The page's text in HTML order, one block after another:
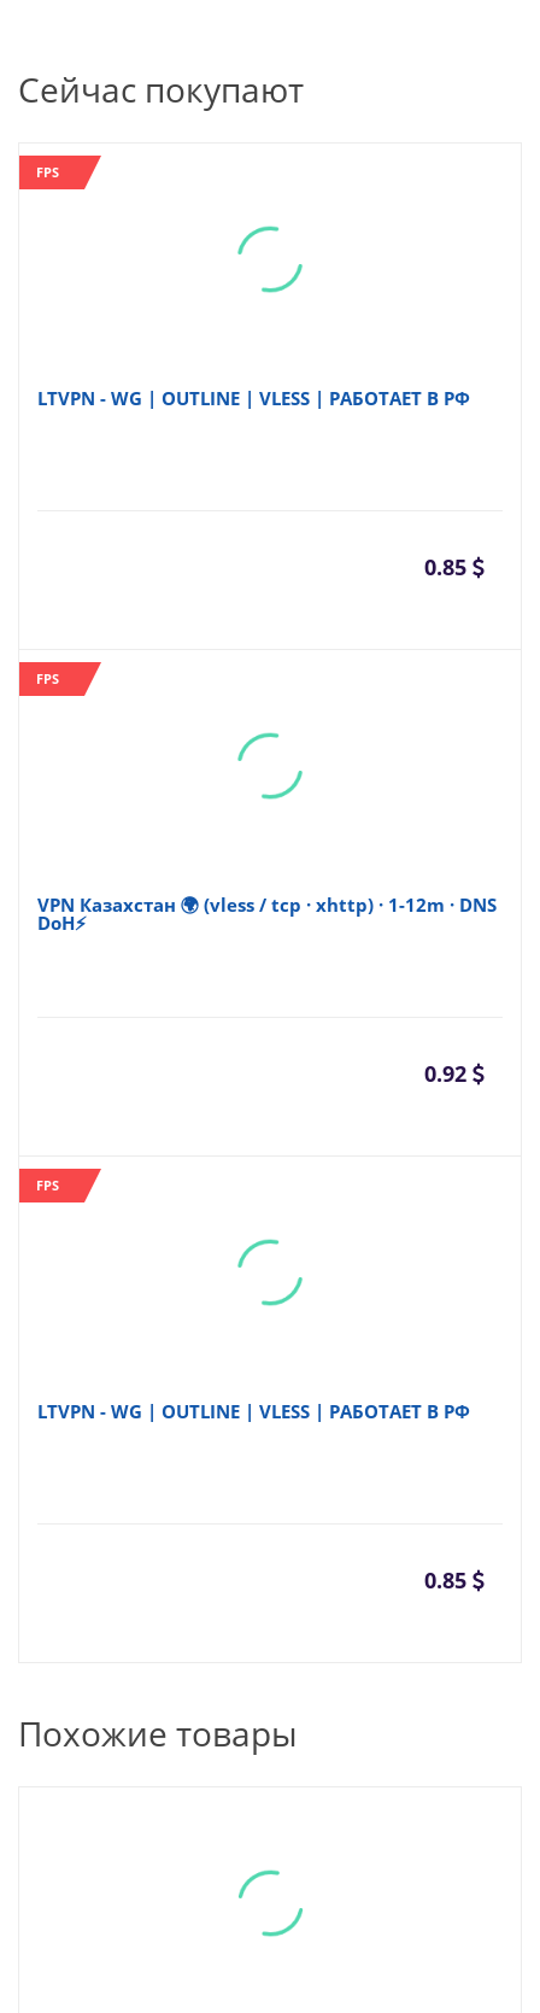
Сейчас покупают
FPS
LTVPN - WG | OUTLINE | VLESS | РАБОТАЕТ В РФ
0.85
FPS
VPN Казахстан 🌍 (vless / tcp · xhttp) · 1-12m · DNS
DoH⚡
0.92
FPS
LTVPN - WG | OUTLINE | VLESS | РАБОТАЕТ В РФ
0.85
Похожие товары